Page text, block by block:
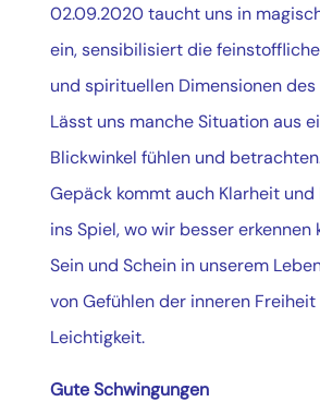
02.09.2020 taucht uns in
ein, sensibilisiert die
und spirituellen Dimensionen des
Lässt uns manche Situation aus
Blickwinkel fühlen und
Gepäck kommt auch Klarheit
ins Spiel, wo wir besser erkennen
Sein und Schein in unserem
von Gefühlen der inneren Freiheit
Leichtigkeit.
Gute Schwingungen